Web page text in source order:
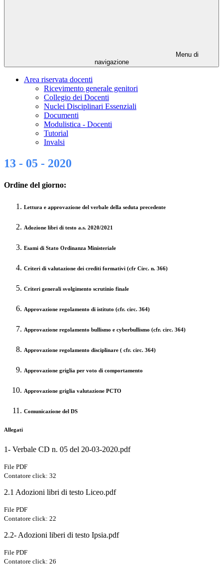
Menu di
navigazione
Area riservata docenti
Ricevimento generale genitori
Collegio dei Docenti
Nuclei Disciplinari Essenziali
Documenti
Modulistica - Docenti
Tutorial
Invalsi
13 - 05 - 2020
Ordine del giorno:
Lettura e approvazione del verbale della seduta precedente
Adozione libri di testo a.s. 2020/2021
Esami di Stato Ordinanza Ministeriale
Criteri di valutazione dei crediti formativi (cfr Circ. n. 366)
Criteri generali svolgimento scrutinio finale
Approvazione regolamento di istituto (cfr. circ. 364)
Approvazione regolamento bullismo e cyberbullismo (cfr. circ. 364)
Approvazione regolamento disciplinare ( cfr. circ. 364)
Approvazione griglia per voto di comportamento
Approvazione griglia valutazione PCTO
Comunicazione del DS
Allegati
1- Verbale CD n. 05 del 20-03-2020.pdf
File PDF
Contatore click: 32
2.1 Adozioni libri di testo Liceo.pdf
File PDF
Contatore click: 22
2.2- Adozioni liberi di testo Ipsia.pdf
File PDF
Contatore click: 26